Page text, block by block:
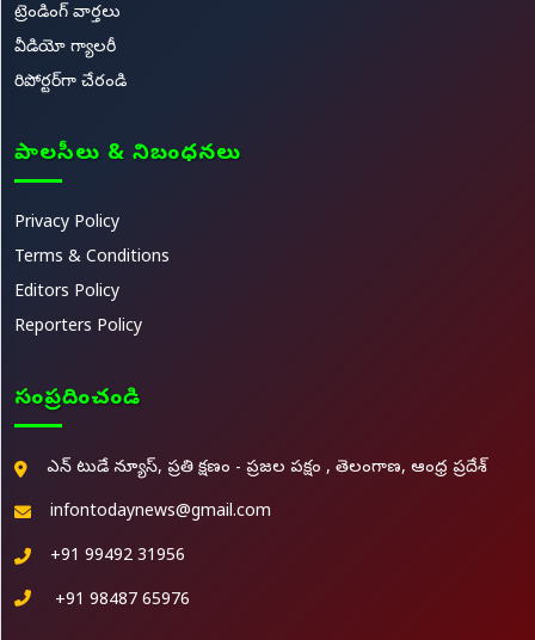
ట్రెండింగ్ వార్తలు
వీడియో గ్యాలరీ
రిపోర్టర్‌గా చేరండి
పాలసీలు & నిబంధనలు
Privacy Policy
Terms & Conditions
Editors Policy
Reporters Policy
సంప్రదించండి
ఎన్ టుడే న్యూస్, ప్రతి క్షణం - ప్రజల పక్షం , తెలంగాణ, ఆంధ్ర ప్రదేశ్
infontodaynews@gmail.com
+91 99492 31956
+91 98487 65976